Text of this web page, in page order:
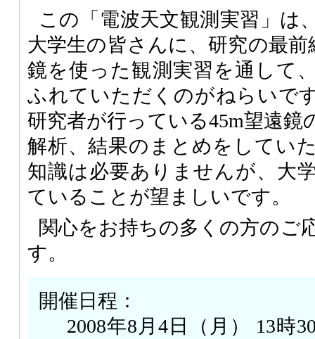
この「電波天文観測実習」は
大学生の皆さんに、研究の最前
鏡を使った観測実習を通して
ふれていただくのがねらいで
研究者が行っている45m望遠鏡
解析、結果のまとめをしてい
知識は必要ありませんが、大
ていることが望ましいです。
関心をお持ちの多くの方のご
す。
開催日程：
2008年8月4日（月） 13時